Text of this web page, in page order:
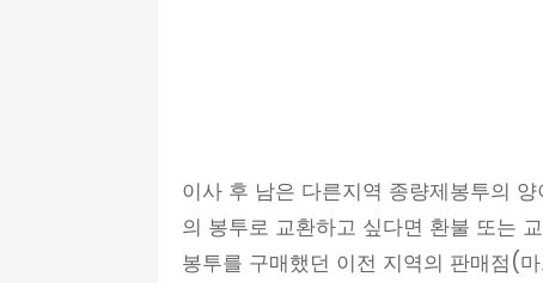
이사 후 남은 다른지역 종량제봉투의
의 봉투로 교환하고 싶다면 환불 또는
봉투를 구매했던 이전 지역의 판매점(